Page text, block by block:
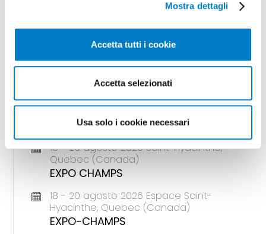
Mostra dettagli
Accetta tutti i cookie
Accetta selezionati
Usa solo i cookie necessari
GLI APPUNTAMENTI
della meccanizzazione
18 - 20 agosto 2026 Gunnedah, Nsw
(Australia)
AGQUIP FIELD DAYS
18 - 20 agosto 2026 Saint-Hyacinthe,
Quebec (Canada)
EXPO CHAMPS
18 - 20 agosto 2026 Espace Saint-
Hyacinthe, Quebec (Canada)
EXPO-CHAMPS